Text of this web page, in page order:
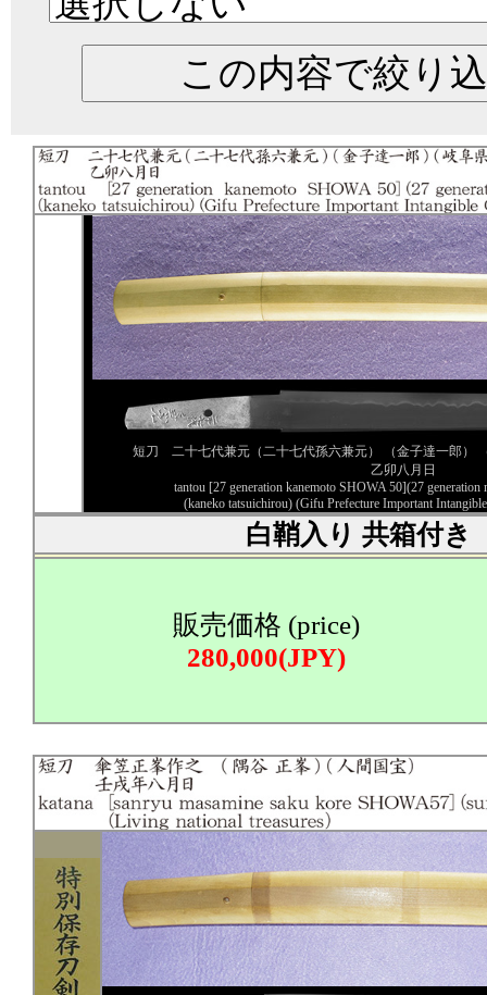
短刀 二十七代兼元（二十七代孫六兼元） （金子達一郎）
乙卯八月日
tantou [27 generation kanemoto SHOWA 50](27 generation
(kaneko tatsuichirou) (Gifu Prefecture Important
白鞘入り 共箱付き
販売価格 (price)
280,000(JPY)